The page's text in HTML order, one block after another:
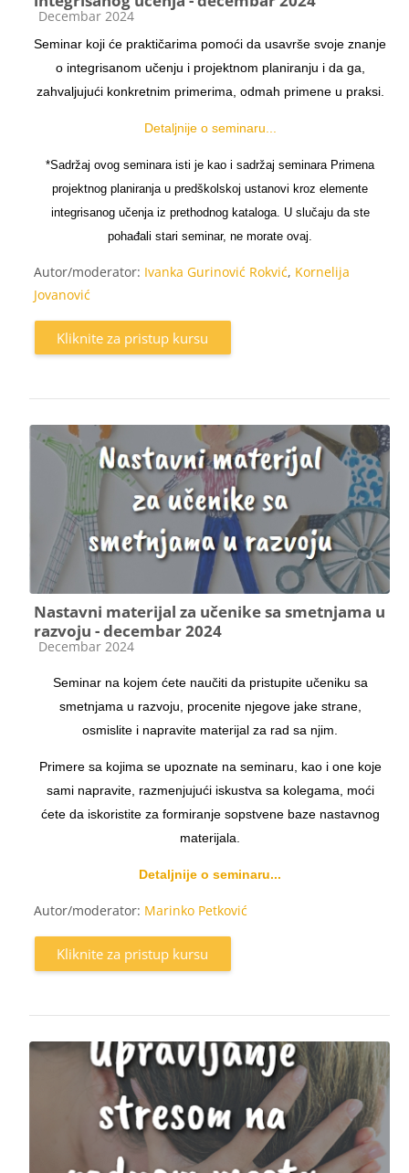
Kategorija kursa
Decembar 2024
Seminar koji će praktičarima pomoći da usavrše svoje znanje
o integrisanom učenju i projektnom planiranju i da ga,
zahvaljujući konkretnim primerima, odmah primene u praksi.
Detaljnije o seminaru...
*Sadržaj ovog seminara isti je kao i sadržaj seminara Primena
projektnog planiranja u predškolskoj ustanovi kroz elemente
integrisanog učenja iz prethodnog kataloga. U slučaju da ste
pohađali stari seminar, ne morate ovaj.
Autor/moderator: Ivanka Gurinović Rokvić, Kornelija
Jovanović
Kliknite za pristup kursu
Nastavni materijal za učenike sa smetnjama u
razvoju - decembar 2024
Kategorija kursa
Decembar 2024
Seminar na kojem ćete naučiti da pristupite učeniku sa
smetnjama u razvoju, procenite njegove jake strane,
osmislite i napravite materijal za rad sa njim.
Primere sa kojima se upoznate na seminaru, kao i one koje
sami napravite, razmenjujući iskustva sa kolegama, moći
ćete da iskoristite za formiranje sopstvene baze nastavnog
materijala.
Detaljnije o seminaru...
Autor/moderator: Marinko Petković
Kliknite za pristup kursu